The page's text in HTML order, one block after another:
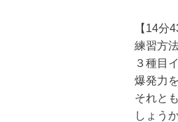
【14分
練習方
３種目
爆発力
それと
しょうか